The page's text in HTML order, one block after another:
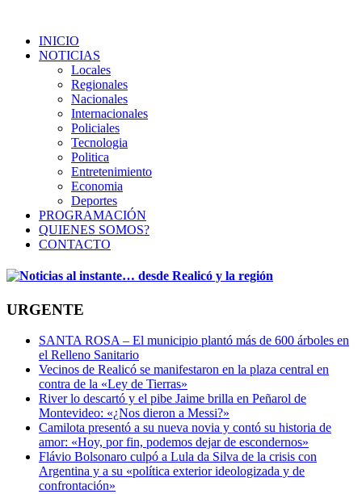
INICIO
NOTICIAS
Locales
Regionales
Nacionales
Internacionales
Policiales
Tecnologia
Politica
Entretenimiento
Economia
Deportes
PROGRAMACIÓN
QUIENES SOMOS?
CONTACTO
URGENTE
SANTA ROSA – El municipio plantó más de 600 árboles en
el Relleno Sanitario
Vecinos de Realicó se manifestaron en la plaza central en
contra de la «Ley de Tierras»
River lo descartó y el pibe Jaime brilla en Peñarol de
Montevideo: «¿Nos dieron a Messi?»
Camilota presentó a su nueva novia y contó su historia de
amor: «Hoy, por fin, podemos dejar de escondernos»
Flávio Bolsonaro culpó a Lula da Silva de la crisis con
Argentina y a su «política exterior ideologizada y de
confrontación»